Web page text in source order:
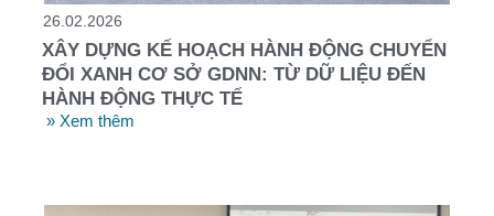
26.02.2026
XÂY DỰNG KẾ HOẠCH HÀNH ĐỘNG CHUYỂN
ĐỔI XANH CƠ SỞ GDNN: TỪ DỮ LIỆU ĐẾN
HÀNH ĐỘNG THỰC TẾ
» Xem thêm